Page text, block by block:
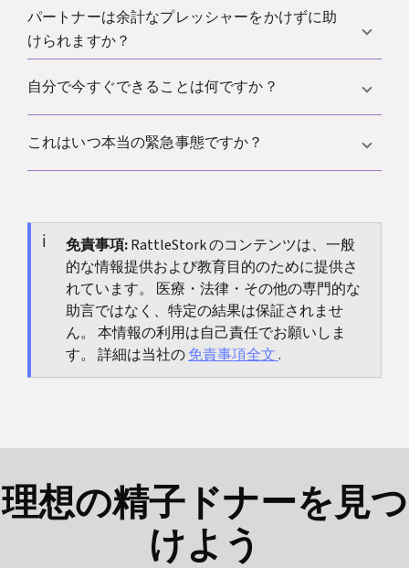
状況、プレッシャー、自分の観察が強く関わってい
ることを示していることが多いです。ただし、すべ
う意味でもありません。
パートナーは余計なプレッシャーをかけずに助
けられますか？
はい。落ち着いた対話、試験のような雰囲気を減ら
当事者を大きく楽にします。そのための共通の土台
自分で今すぐできることは何ですか？
睡眠を優先し、アルコールを減らし、このテーマか
これはいつ本当の緊急事態ですか？
突然の精巣痛や鼠径部痛がある場合です。そのとき
はすぐに医療機関を受診すべきです。
免責事項:RattleStork のコンテンツは、一般
的な情報提供および教育目的のために提供さ
れています。 医療・法律・その他の専門的な
助言ではなく、特定の結果は保証されませ
ん。 本情報の利用は自己責任でお願いしま
す。 詳細は当社の免責事項全文.
理想の精子ドナーを見つ
けよう